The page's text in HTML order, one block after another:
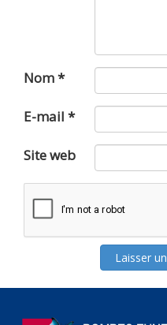
Nom*
E-mail *
Site web